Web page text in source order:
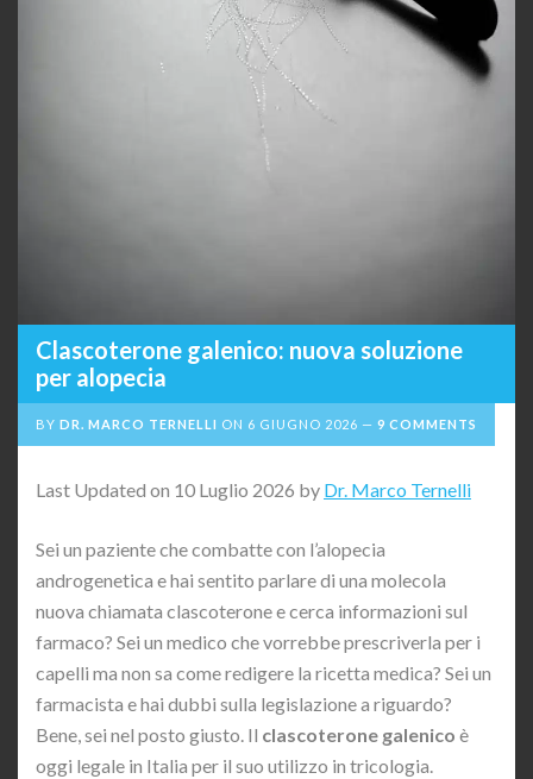
Clascoterone galenico: nuova soluzione
per alopecia
BY DR. MARCO TERNELLI ON 6 GIUGNO 2026 9 COMMENTS
Last Updated on 10 Luglio 2026 by Dr. Marco Ternelli
Sei un paziente che combatte con l’alopecia
androgenetica e hai sentito parlare di una molecola
nuova chiamata clascoterone e cerca informazioni sul
farmaco? Sei un medico che vorrebbe prescriverla per i
capelli ma non sa come redigere la ricetta medica? Sei un
farmacista e hai dubbi sulla legislazione a riguardo?
Bene, sei nel posto giusto. Il clascoterone galenico è
oggi legale in Italia per il suo utilizzo in tricologia.